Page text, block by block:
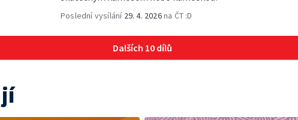
Poslední vysílání 29. 4. 2026na ČT :D
Dalších 10 dílů